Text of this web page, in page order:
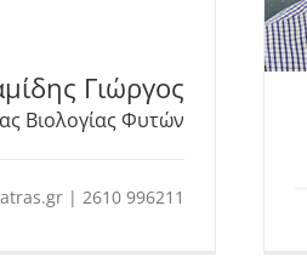
Γιώργος
Βιολογίας Φυτών
| 2610 996211